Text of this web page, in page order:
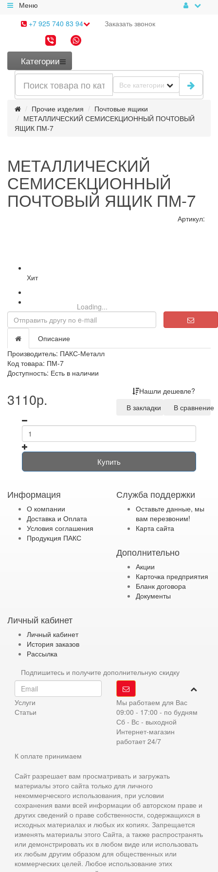
Меню
+7 925 740 83 94
Заказать звонок
Категории
Все категории
Прочие изделия
Почтовые ящики
МЕТАЛЛИЧЕСКИЙ СЕМИСЕКЦИОННЫЙ ПОЧТОВЫЙ
ЯЩИК ПМ-7
МЕТАЛЛИЧЕСКИЙ
СЕМИСЕКЦИОННЫЙ
ПОЧТОВЫЙ ЯЩИК ПМ-7
Артикул:
Loading...
Хит
Описание
Производитель: ПАКС-Металл
Код товара: ПМ-7
Доступность: Есть в наличии
3110р.
Нашли дешевле?
В закладки
В сравнение
Купить
Информация
О компании
Доставка и Оплата
Условия соглашения
Продукция ПАКС
Служба поддержки
Оставьте данные, мы
вам перезвоним!
Карта сайта
Дополнительно
Акции
Карточка предприятия
Бланк договора
Документы
Личный кабинет
Личный кабинет
История заказов
Рассылка
Подпишитесь и получите дополнительную скидку
Услуги
Статьи
Мы работаем для Вас
09:00 - 17:00 - по будням
Сб - Вс - выходной
Интернет-магазин
работает 24/7
К оплате принимаем
Сайт разрешает вам просматривать и загружать
материалы этого сайта только для личного
некоммерческого использования, при условии
сохранения вами всей информации об авторском праве и
других сведений о праве собственности, содержащихся в
исходных материалах и любых их копиях. Запрещается
изменять материалы этого Сайта, а также распространять
или демонстрировать их в любом виде или использовать
их любым другим образом для общественных или
коммерческих целей. Любое использование этих